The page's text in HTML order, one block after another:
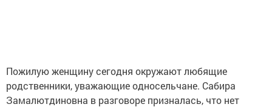
Пожилую женщину сегодня окружают любящие
родственники, уважающие односельчане. Сабира
Замалютдиновна в разговоре призналась, что нет